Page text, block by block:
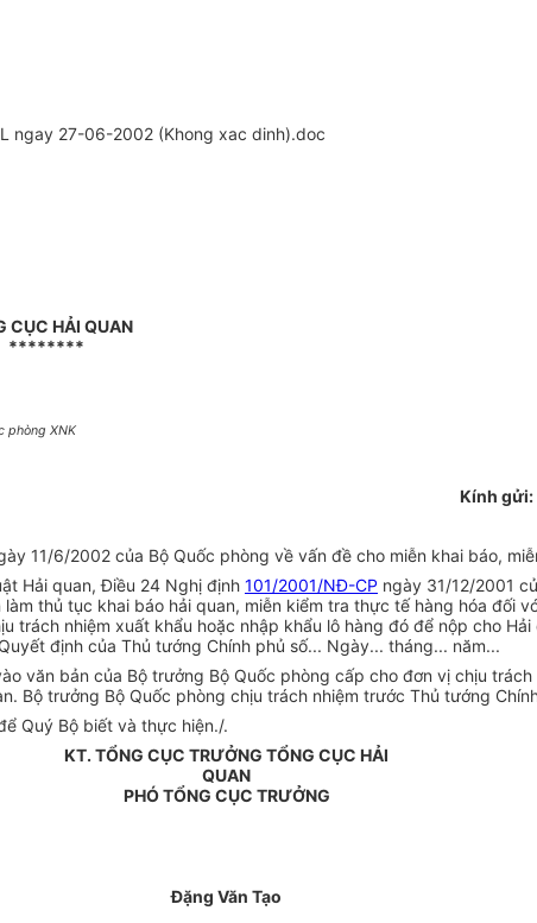
ngay 27-06-2002 (Khong xac dinh).doc
CỤC HẢI QUAN
********
phòng XNK
Kính gửi:
11/6/2002 của Bộ Quốc phòng về vấn đề cho miễn khai báo,
Hải quan, Điều 24 Nghị định 101/2001/NĐ-CP ngày 31/12/2001
thủ tục khai báo hải quan, miễn kiểm tra thực tế hàng hóa
trách nhiệm xuất khẩu hoặc nhập khẩu lô hàng đó để nộp cho
định của Thủ tướng Chính phủ số... Ngày... tháng... năm...
văn bản của Bộ trưởng Bộ Quốc phòng cấp cho đơn vị chịu
Bộ trưởng Bộ Quốc phòng chịu trách nhiệm trước Thủ tướng
Quý Bộ biết và thực hiện./.
KT. TỔNG CỤC TRƯỞNG TỔNG CỤC HẢI
QUAN
PHÓ TỔNG CỤC TRƯỞNG
Đặng Văn Tạo